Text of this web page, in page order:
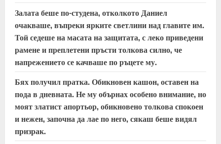
d
i
n
g
Залата беше по-студена, отколкото Даниел
очакваше, въпреки ярките светлини над главите им.
Той седеше на масата на защитата, с леко приведени
рамене и преплетени пръсти толкова силно, че
напрежението се качваше по ръцете му.
Бях получил пратка. Обикновен кашон, оставен на
пода в дневната. Не му обърнах особено внимание, но
моят златист апортьор, обикновено толкова спокоен
и нежен, започна да лае по него, сякаш беше видял
призрак.